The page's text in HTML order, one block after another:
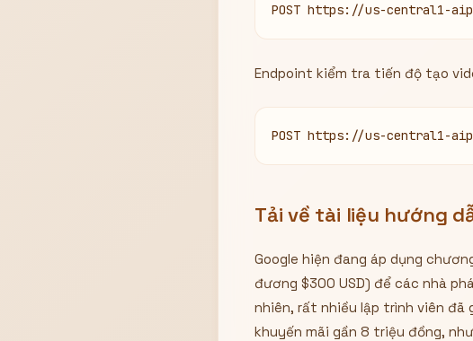
POST https://us-central1-
Endpoint kiểm tra tiến độ tạo
POST https://us-central1-
Tải về tài liệu hướng
Google hiện đang áp dụng
đương $300 USD) để các nhà
nhiên, rất nhiều lập trình viên đã
khuyến mãi gần 8 triệu đồng,